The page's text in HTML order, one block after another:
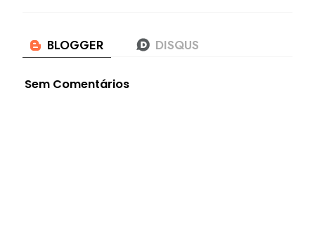
Sem Comentários